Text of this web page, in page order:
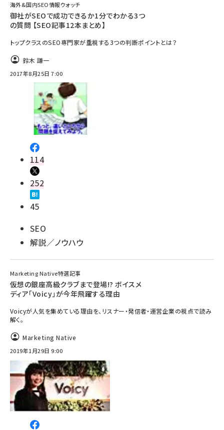
海外&国内SEO情報ウォッチ
御社がSEOで成功できるか1分でわかる3つ
の質問 【SEO記事12本まとめ】
トップクラスのSEO専門家が重視する3つの判断ポイントとは？
鈴木 謙一
2017年8月25日 7:00
114
252
45
SEO
解説／ノウハウ
Marketing Native特選記事
仮想の銀座高級クラブまで登場!? ボイスメ
ディア「Voicy」が今年飛躍する理由
Voicyが人気を集めている理由を、リスナー・発信者・運営企業の視点で読み
解く。
Marketing Native
2019年1月29日 9:00